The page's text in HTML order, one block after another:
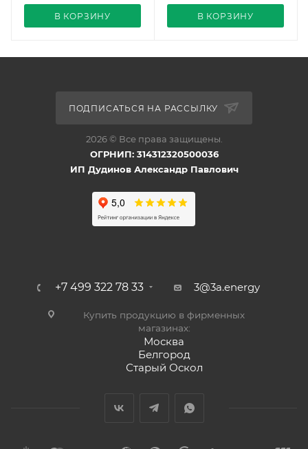
В КОРЗИНУ В КОРЗИНУ
ПОДПИСАТЬСЯ НА РАССЫЛКУ
2026 © Все права защищены.
ОГРНИП: 314312320500036
ИП Дудинов Александр Павлович
+7 499 322 78 33 3@3a.energy
Купить продукцию в фирменных
магазинах:
Москва
Белгород
Старый Оскол